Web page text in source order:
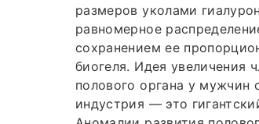
размеров уколами
равномерное
сохранением ее
биогеля. Идея увеличения
полового органа у мужчин
индустрия — это